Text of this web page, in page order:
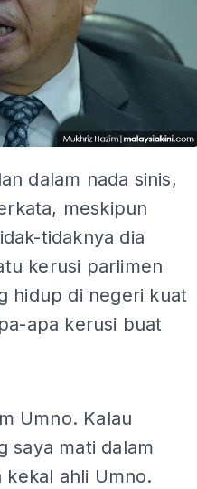
dalam nada sinis,
meskipun
tidaknya dia
kerusi parlimen
hidup di negeri kuat
apa kerusi buat
Umno. Kalau
saya mati dalam
kekal ahli Umno.